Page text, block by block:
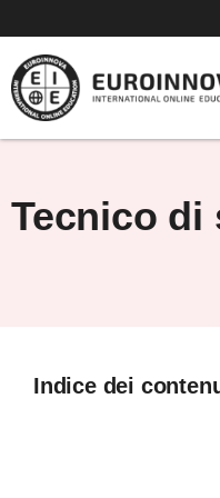
al
contenuto
Tecnico di
Indice dei